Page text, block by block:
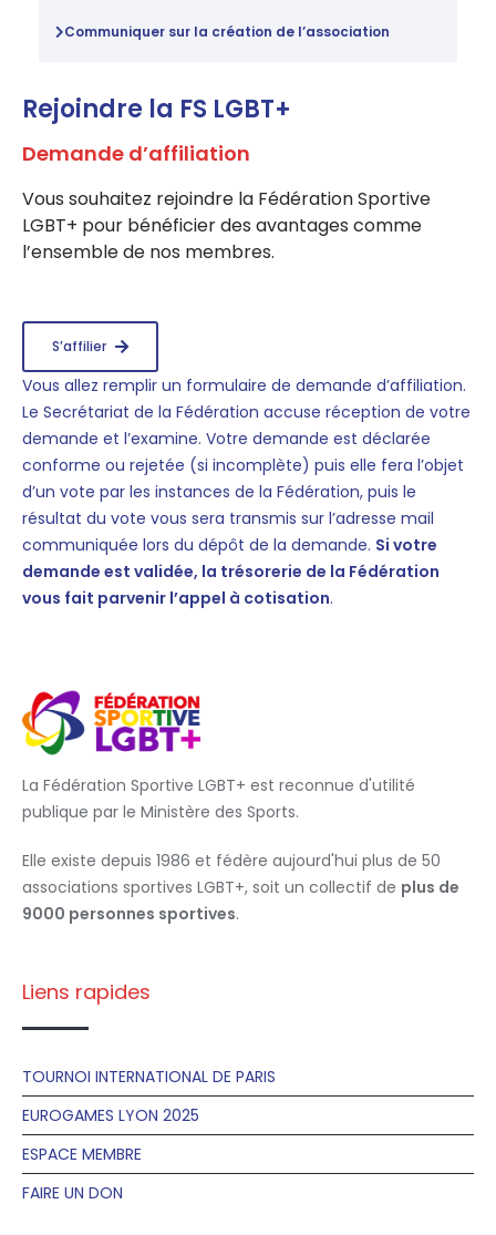
Communiquer sur la création de l’association
Rejoindre la FS LGBT+
Demande d’affiliation
Vous souhaitez rejoindre la Fédération Sportive
LGBT+ pour bénéficier des avantages comme
l’ensemble de nos membres.
S’affilier
Vous allez remplir un formulaire de demande d’affiliation.
Le Secrétariat de la Fédération accuse réception de votre
demande et l’examine. Votre demande est déclarée
conforme ou rejetée (si incomplète) puis elle fera l’objet
d’un vote par les instances de la Fédération, puis le
résultat du vote vous sera transmis sur l’adresse mail
communiquée lors du dépôt de la demande. Si votre
demande est validée, la trésorerie de la Fédération
vous fait parvenir l’appel à cotisation.
La Fédération Sportive LGBT+ est reconnue d'utilité
publique par le Ministère des Sports.
Elle existe depuis 1986 et fédère aujourd'hui plus de 50
associations sportives LGBT+, soit un collectif de plus de
9000 personnes sportives.
Liens rapides
TOURNOI INTERNATIONAL DE PARIS
EUROGAMES LYON 2025
ESPACE MEMBRE
FAIRE UN DON